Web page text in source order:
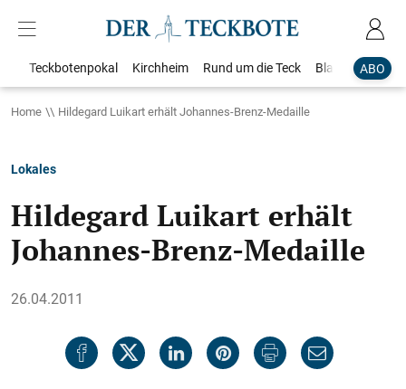
ABO
Teckbotenpokal Kirchheim Rund um die Teck Blaulicht
Home Hildegard Luikart erhält Johannes-Brenz-Medaille
Lokales
Hildegard Luikart erhält
Johannes-Brenz-Medaille
26.04.2011